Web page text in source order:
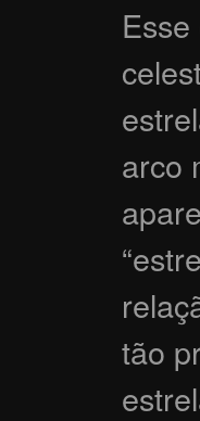
arco
tão